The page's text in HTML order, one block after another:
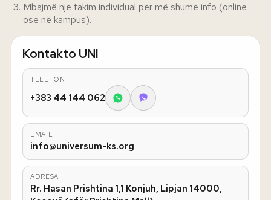
Mbajmë një takim individual për më shumë info (online
ose në kampus).
Kontakto UNI
TELEFON
+383 44 144 062
EMAIL
info@universum-ks.org
ADRESA
Rr. Hasan Prishtina 1,1 Konjuh, Lipjan 14000,